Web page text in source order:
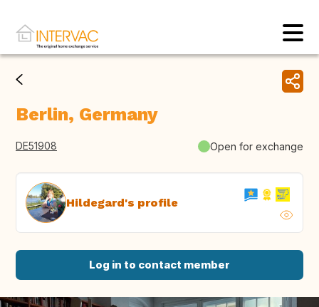
Berlin, Germany
DE51908 Open for exchange
Hildegard's profile
Log in to contact member